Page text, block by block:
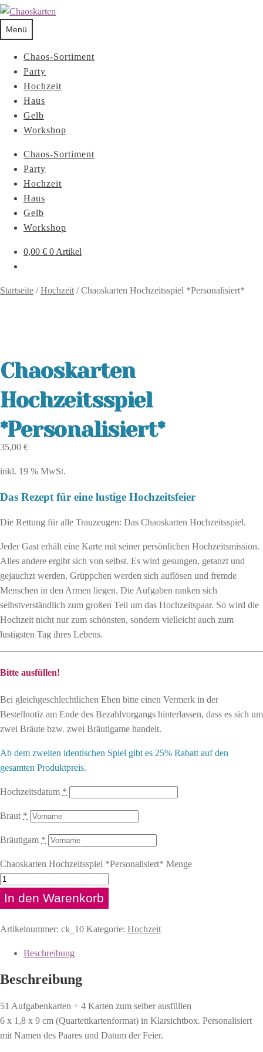
Menü
Chaos-Sortiment
Party
Hochzeit
Haus
Gelb
Workshop
Chaos-Sortiment
Party
Hochzeit
Haus
Gelb
Workshop
0,00 € 0 Artikel
Startseite /Hochzeit /Chaoskarten Hochzeitsspiel *Personalisiert*
Chaoskarten
Hochzeitsspiel
*Personalisiert*
35,00 €
inkl. 19 % MwSt.
Das Rezept für eine lustige Hochzeitsfeier
Die Rettung für alle Trauzeugen: Das Chaoskarten Hochzeitsspiel.
Jeder Gast erhält eine Karte mit seiner persönlichen Hochzeitsmission.
Alles andere ergibt sich von selbst. Es wird gesungen, getanzt und
gejauchzt werden, Grüppchen werden sich auflösen und fremde
Menschen in den Armen liegen. Die Aufgaben ranken sich
selbstverständlich zum großen Teil um das Hochzeitspaar. So wird die
Hochzeit nicht nur zum schönsten, sondern vielleicht auch zum
lustigsten Tag ihres Lebens.
Bitte ausfüllen!
Bei gleichgeschlechtlichen Ehen bitte einen Vermerk in der
Bestellnotiz am Ende des Bezahlvorgangs hinterlassen, dass es sich um
zwei Bräute bzw. zwei Bräutigame handelt.
Ab dem zweiten identischen Spiel gibt es 25% Rabatt auf den
gesamten Produktpreis.
Hochzeitsdatum *
Braut *
Bräutigam *
Chaoskarten Hochzeitsspiel *Personalisiert* Menge
In den Warenkorb
Artikelnummer: ck_10 Kategorie: Hochzeit
Beschreibung
Beschreibung
51 Aufgabenkarten + 4 Karten zum selber ausfüllen
6 x 1,8 x 9 cm (Quartettkartenformat) in Klarsichtbox. Personalisiert
mit Namen des Paares und Datum der Feier.